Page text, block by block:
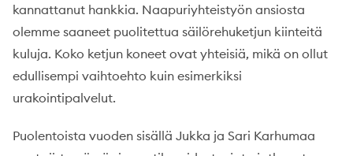
kannattanut hankkia. Naapuriyhteistyön ansiosta
olemme saaneet puolitettua säilörehuketjun kiinteitä
kuluja. Koko ketjun koneet ovat yhteisiä, mikä on ollut
edullisempi vaihtoehto kuin esimerkiksi
urakointipalvelut.
Puolentoista vuoden sisällä Jukka ja Sari Karhumaa